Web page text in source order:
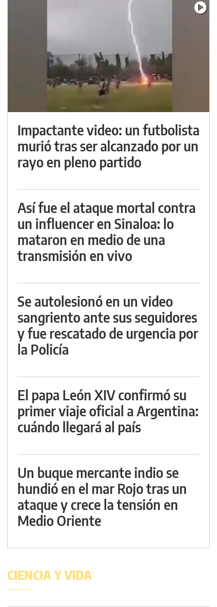
Impactante video: un futbolista
murió tras ser alcanzado por un
rayo en pleno partido
Así fue el ataque mortal contra
un influencer en Sinaloa: lo
mataron en medio de una
transmisión en vivo
Se autolesionó en un video
sangriento ante sus seguidores
y fue rescatado de urgencia por
la Policía
El papa León XIV confirmó su
primer viaje oficial a Argentina:
cuándo llegará al país
Un buque mercante indio se
hundió en el mar Rojo tras un
ataque y crece la tensión en
Medio Oriente
CIENCIA Y VIDA